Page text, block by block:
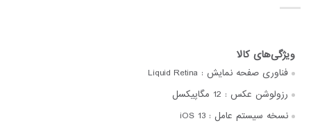
فناوری صفحه‌ نمایش : Liquid Retina
رزولوشن عکس : 12 مگاپیکسل
نسخه سیستم عامل : iOS 13